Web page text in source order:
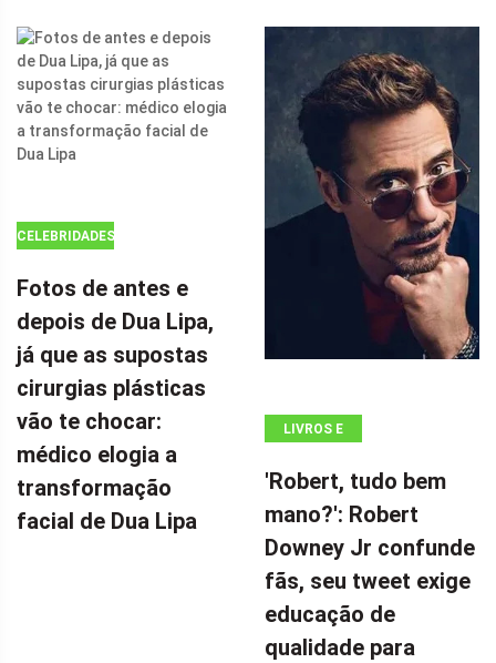
DA DC EM 'THE
FLASH' COM
SEU FILME DE
AÇÃO DE $ 100
MILHÕES POR
CELEBRIDADES
Fotos de antes e
depois de Dua Lipa,
já que as supostas
cirurgias plásticas
vão te chocar:
médico elogia a
transformação
facial de Dua Lipa
LIVROS E
'Robert, tudo bem
mano?': Robert
Downey Jr confunde
fãs, seu tweet exige
educação de
qualidade para